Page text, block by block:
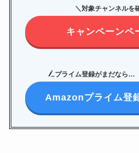
＼対象チャンネルを
キャンペーンペ
プライム登録がまだなら…
Amazonプライム登